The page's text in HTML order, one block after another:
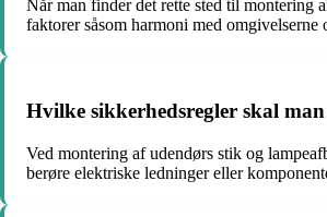
Når man finder det rette sted til montering
faktorer såsom harmoni med
Hvilke sikkerhedsregler skal
Ved montering af udendørs stik og
berøre elektriske ledninger eller